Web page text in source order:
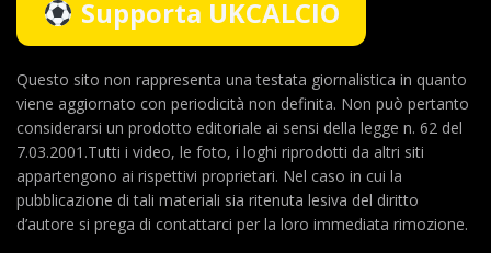
Supporta UKCALCIO
Questo sito non rappresenta una testata giornalistica in quanto
viene aggiornato con periodicità non definita. Non può pertanto
considerarsi un prodotto editoriale ai sensi della legge n. 62 del
7.03.2001.Tutti i video, le foto, i loghi riprodotti da altri siti
appartengono ai rispettivi proprietari. Nel caso in cui la
pubblicazione di tali materiali sia ritenuta lesiva del diritto
d’autore si prega di contattarci per la loro immediata rimozione.